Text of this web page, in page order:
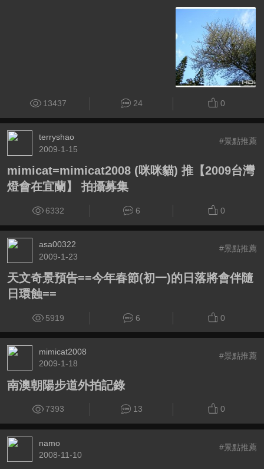
13437 24 0
terryshao
2009-1-15
#景點推薦
mimicat=mimicat2008 (咪咪貓) 推【2009台灣
燈會在宜蘭】 拍攝募集
6332 6 0
asa00322
2009-1-23
#景點推薦
天文奇景預告==今年春節(初一)的日落將會伴隨
日環蝕==
5919 6 0
mimicat2008
2009-1-18
#景點推薦
南澳朝陽步道外拍記錄
7393 13 0
namo
2008-11-10
#景點推薦